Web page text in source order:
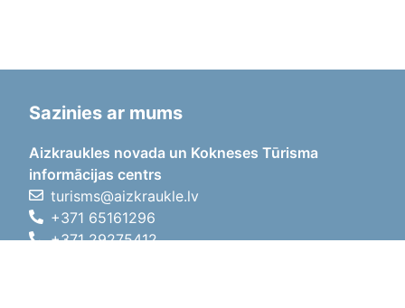
Sazinies ar mums
Aizkraukles novada un Kokneses Tūrisma
informācijas centrs
turisms@aizkraukle.lv
+371 65161296
+371 29275412